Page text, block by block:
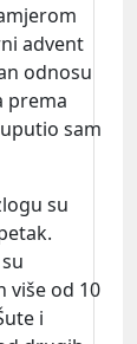
advent
odnosu
prema
sam
su
više od 10
i